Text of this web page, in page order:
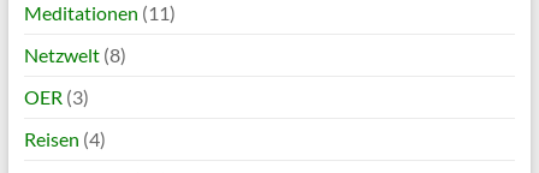
Meditationen (11)
Netzwelt(8)
OER (3)
Reisen (4)